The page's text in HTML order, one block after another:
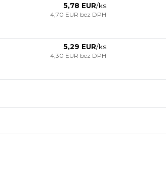
5,78 EUR/ks
4,70 EUR bez DPH
5,29 EUR/ks
4,30 EUR bez DPH